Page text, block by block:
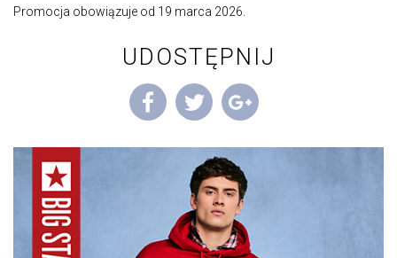
Promocja obowiązuje od 19 marca 2026.
UDOSTĘPNIJ